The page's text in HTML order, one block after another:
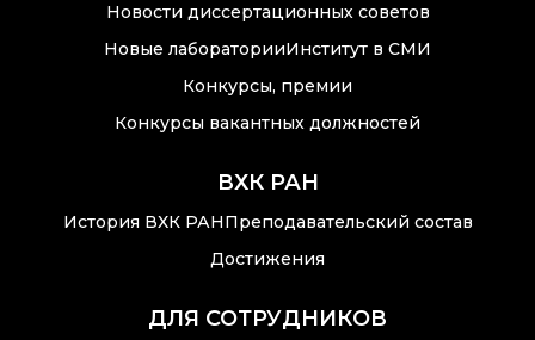
Новые лаборатории
Институт в СМИ
Конкурсы вакантных
Новости диссертационных советов
Новые лабораторииИнститут в СМИ
Конкурсы, премии
Конкурсы вакантных должностей
ВХК РАН
История ВХК РАНПреподавательский состав
Достижения
ДЛЯ СОТРУДНИКОВ